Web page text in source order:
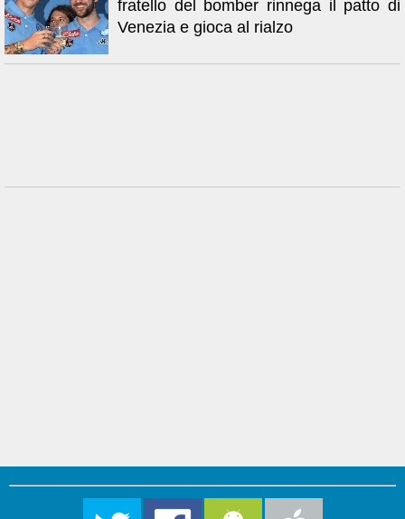
fratello del bomber rinnega il patto di
Venezia e gioca al rialzo